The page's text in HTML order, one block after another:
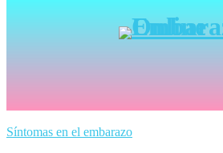
Síntomas en el embarazo